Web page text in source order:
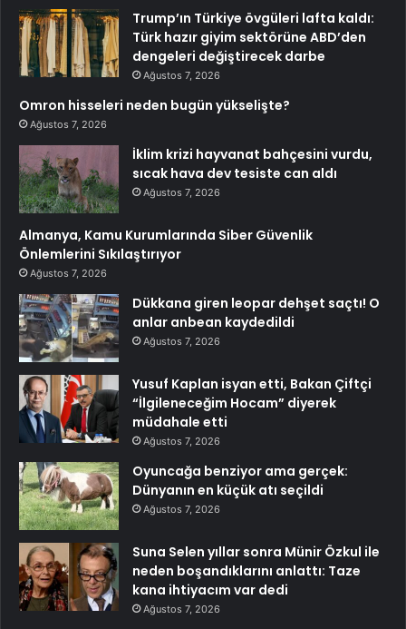
Trump’ın Türkiye övgüleri lafta kaldı:
Türk hazır giyim sektörüne ABD’den
dengeleri değiştirecek darbe
Ağustos 7, 2026
Omron hisseleri neden bugün yükselişte?
Ağustos 7, 2026
İklim krizi hayvanat bahçesini vurdu,
sıcak hava dev tesiste can aldı
Ağustos 7, 2026
Almanya, Kamu Kurumlarında Siber Güvenlik
Önlemlerini Sıkılaştırıyor
Ağustos 7, 2026
Dükkana giren leopar dehşet saçtı! O
anlar anbean kaydedildi
Ağustos 7, 2026
Yusuf Kaplan isyan etti, Bakan Çiftçi
“İlgileneceğim Hocam” diyerek
müdahale etti
Ağustos 7, 2026
Oyuncağa benziyor ama gerçek:
Dünyanın en küçük atı seçildi
Ağustos 7, 2026
Suna Selen yıllar sonra Münir Özkul ile
neden boşandıklarını anlattı: Taze
kana ihtiyacım var dedi
Ağustos 7, 2026